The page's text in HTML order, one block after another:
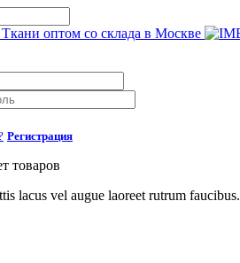
Регистрация
товаров
lacus vel augue laoreet rutrum faucibus.